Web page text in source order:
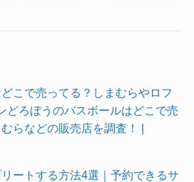
こで売ってる？しまむらやロフ
どろぼうのバスボールはどこで売
らなどの販売店を調査！ |
ートする方法4選｜予約できるサ